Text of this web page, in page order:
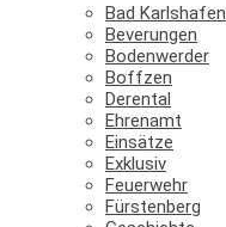
Bad Karlshafen
Beverungen
Bodenwerder
Boffzen
Derental
Ehrenamt
Einsätze
Exklusiv
Feuerwehr
Fürstenberg